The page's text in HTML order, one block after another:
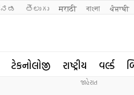
తెలుగు मराठी বাংলা ਪੰਜਾਬੀ
ટેકનોલોજી રાષ્ટ્રીય વર્લ્ડ